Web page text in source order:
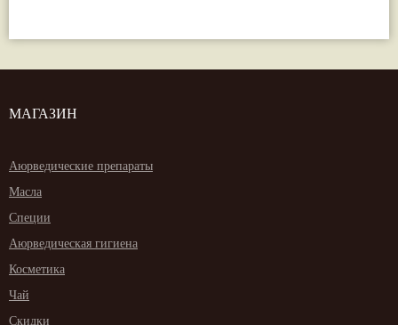
МАГАЗИН
Аюрведические препараты
Масла
Специи
Аюрведическая гигиена
Косметика
Чай
Скидки